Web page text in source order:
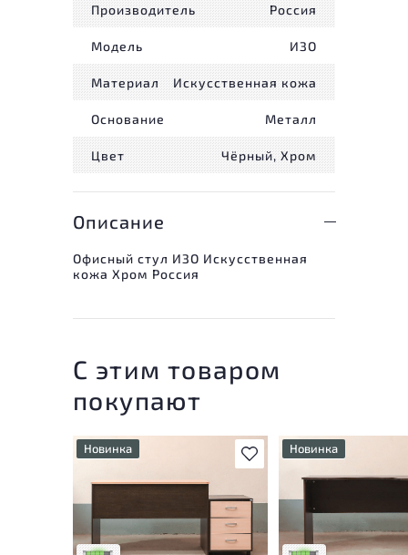
Производитель Россия
Модель ИЗО
Материал Искусственная кожа
Основание Металл
Цвет Чёрный, Хром
Описание
Офисный стул ИЗО Искусственная
кожа Хром Россия
С этим товаром
покупают
В избранное
Новинка
незначительные следы
эксплуатации, не влияющие
использования
Новинка
У товара
незначительные
эксплуатации, не
на удобство его
использования